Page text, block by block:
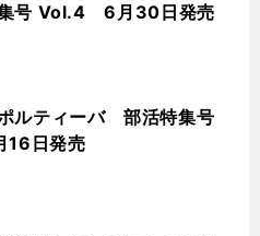
号 Vol.4 6月30日発売
ルティーバ 部活特集号
16日発売